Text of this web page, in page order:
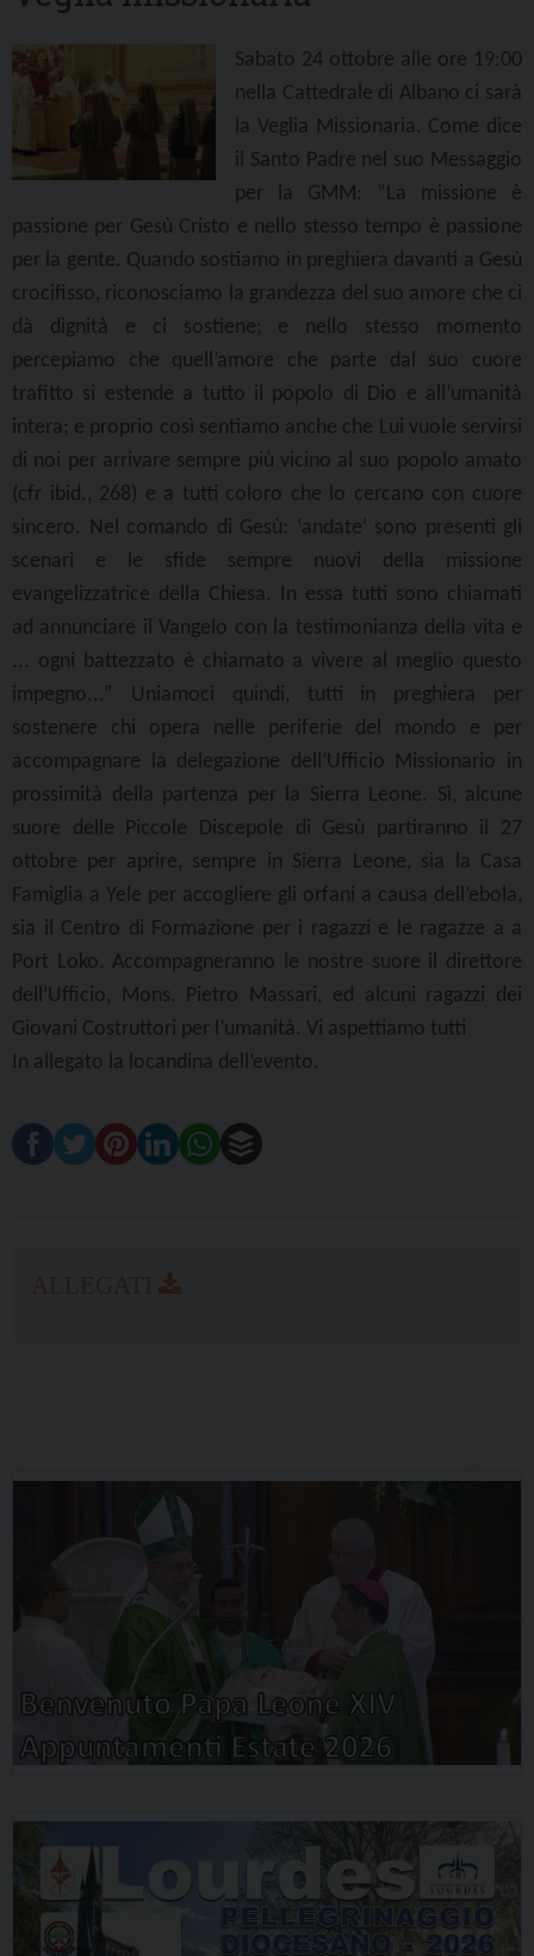
Sabato 24 ottobre alle ore 19:00
nella Cattedrale di Albano ci sarà
la Veglia Missionaria. Come dice
il Santo Padre nel suo Messaggio
per la GMM: “La missione è
passione per Gesù Cristo e nello stesso tempo è passione
per la gente. Quando sostiamo in preghiera davanti a Gesù
crocifisso, riconosciamo la grandezza del suo amore che ci
dà dignità e ci sostiene; e nello stesso momento
percepiamo che quell’amore che parte dal suo cuore
trafitto si estende a tutto il popolo di Dio e all’umanità
intera; e proprio così sentiamo anche che Lui vuole servirsi
di noi per arrivare sempre più vicino al suo popolo amato
(cfr ibid., 268) e a tutti coloro che lo cercano con cuore
sincero. Nel comando di Gesù: ‘andate’ sono presenti gli
scenari e le sfide sempre nuovi della missione
evangelizzatrice della Chiesa. In essa tutti sono chiamati
ad annunciare il Vangelo con la testimonianza della vita e
... ogni battezzato è chiamato a vivere al meglio questo
impegno...” Uniamoci quindi, tutti in preghiera per
sostenere chi opera nelle periferie del mondo e per
accompagnare la delegazione dell’Ufficio Missionario in
prossimità della partenza per la Sierra Leone. Sì, alcune
suore delle Piccole Discepole di Gesù partiranno il 27
ottobre per aprire, sempre in Sierra Leone, sia la Casa
Famiglia a Yele per accogliere gli orfani a causa dell’ebola,
sia il Centro di Formazione per i ragazzi e le ragazze a a
Port Loko. Accompagneranno le nostre suore il direttore
dell’Ufficio, Mons. Pietro Massari, ed alcuni ragazzi dei
Giovani Costruttori per l’umanità. Vi aspettiamo tutti
In allegato la locandina dell’evento.